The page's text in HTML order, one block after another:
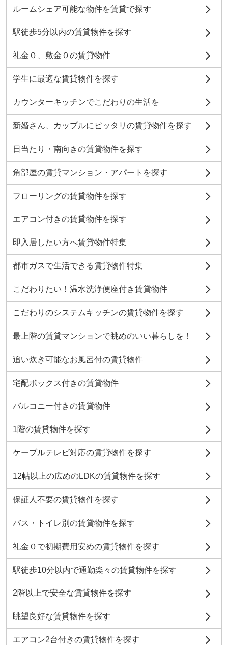
ルームシェア可能な物件を賃貸で探す
駅徒歩5分以内の賃貸物件を探す
礼金０、敷金０の賃貸物件
学生に最適な賃貸物件を探す
カウンターキッチンでこだわりの生活を
新婚さん、カップルにピッタリの賃貸物件を探す
日当たり・南向きの賃貸物件を探す
角部屋の賃貸マンション・アパートを探す
フローリングの賃貸物件を探す
エアコン付きの賃貸物件を探す
即入居したい方へ賃貸物件特集
都市ガスで生活できる賃貸物件特集
こだわりたい！温水洗浄便座付き賃貸物件
こだわりのシステムキッチンの賃貸物件を探す
最上階の賃貸マンションで眺めのいい暮らしを！
追い炊き可能なお風呂付の賃貸物件
宅配ボックス付きの賃貸物件
バルコニー付きの賃貸物件
1階の賃貸物件を探す
ケーブルテレビ対応の賃貸物件を探す
12帖以上の広めのLDKの賃貸物件を探す
保証人不要の賃貸物件を探す
バス・トイレ別の賃貸物件を探す
礼金０で初期費用安めの賃貸物件を探す
駅徒歩10分以内で通勤楽々の賃貸物件を探す
2階以上で安全な賃貸物件を探す
眺望良好な賃貸物件を探す
エアコン2台付きの賃貸物件を探す